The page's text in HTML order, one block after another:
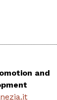
and